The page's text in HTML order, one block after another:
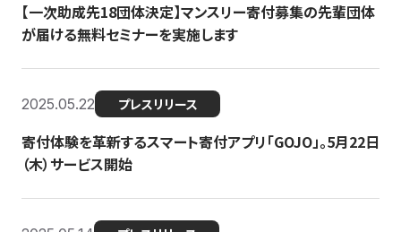
【一次助成先18団体決定】マンスリー寄付募集の先輩団体
が届ける無料セミナーを実施します
2025.05.22 プレスリリース
寄付体験を革新するスマート寄付アプリ「GOJO」。5月22日
（木）サービス開始